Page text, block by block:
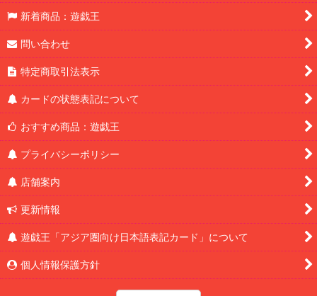
新着商品：遊戯王
問い合わせ
特定商取引法表示
カードの状態表記について
おすすめ商品：遊戯王
プライバシーポリシー
店舗案内
更新情報
遊戯王「アジア圏向け日本語表記カード」について
個人情報保護方針